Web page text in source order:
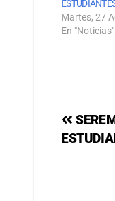
Martes, 27
En "Noticias"